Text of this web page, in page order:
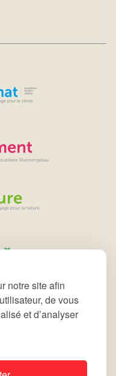
notre site afin
de vous
et d’analyser